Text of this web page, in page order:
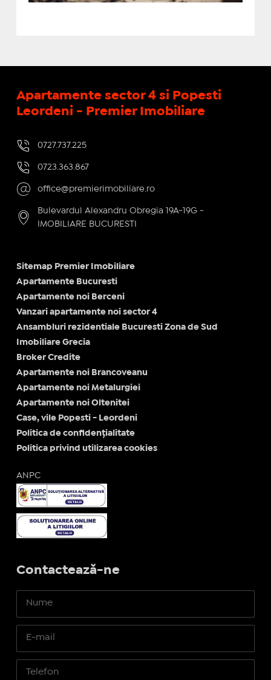
Apartamente sector 4 si Popesti
Leordeni - Premier Imobiliare
0727.737.225
0723.363.867
office@premierimobiliare.ro
Bulevardul Alexandru Obregia 19A-19G -
IMOBILIARE BUCURESTI
Sitemap Premier Imobiliare
Apartamente Bucuresti
Apartamente noi Berceni
Vanzari apartamente noi sector 4
Ansambluri rezidentiale Bucuresti Zona de Sud
Imobiliare Grecia
Broker Credite
Apartamente noi Brancoveanu
Apartamente noi Metalurgiei
Apartamente noi Oltenitei
Case, vile Popesti - Leordeni
Politica de confidențialitate
Politica privind utilizarea cookies
ANPC
Contactează-ne